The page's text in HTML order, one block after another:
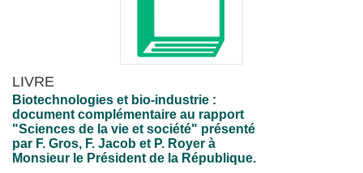
LIVRE
Biotechnologies et bio-industrie :
document complémentaire au rapport
"Sciences de la vie et société" présenté
par F. Gros, F. Jacob et P. Royer à
Monsieur le Président de la République.